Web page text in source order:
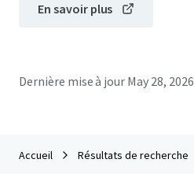
En savoir plus
Dernière mise à jour May 28, 2026
Accueil Résultats de recherche